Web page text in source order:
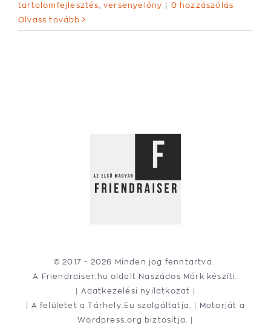
tartalomfejlesztés
,versenyelőny |
0 hozzászólás
Olvass tovább
© 2017 - 2026 Minden jog fenntartva.
A Friendraiser.hu oldalt Naszádos Márk készíti.
| Adatkezelési nyilatkozat |
| A felületet aTárhely.Eu szolgáltatja. | Motorját a
Wordpress.org
biztosítja. |